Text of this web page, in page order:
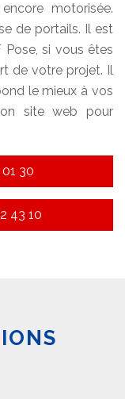
motorisée.
de portails. Il est
Pose, si vous êtes
de votre projet. Il
le mieux à vos
site web pour
30
43 10